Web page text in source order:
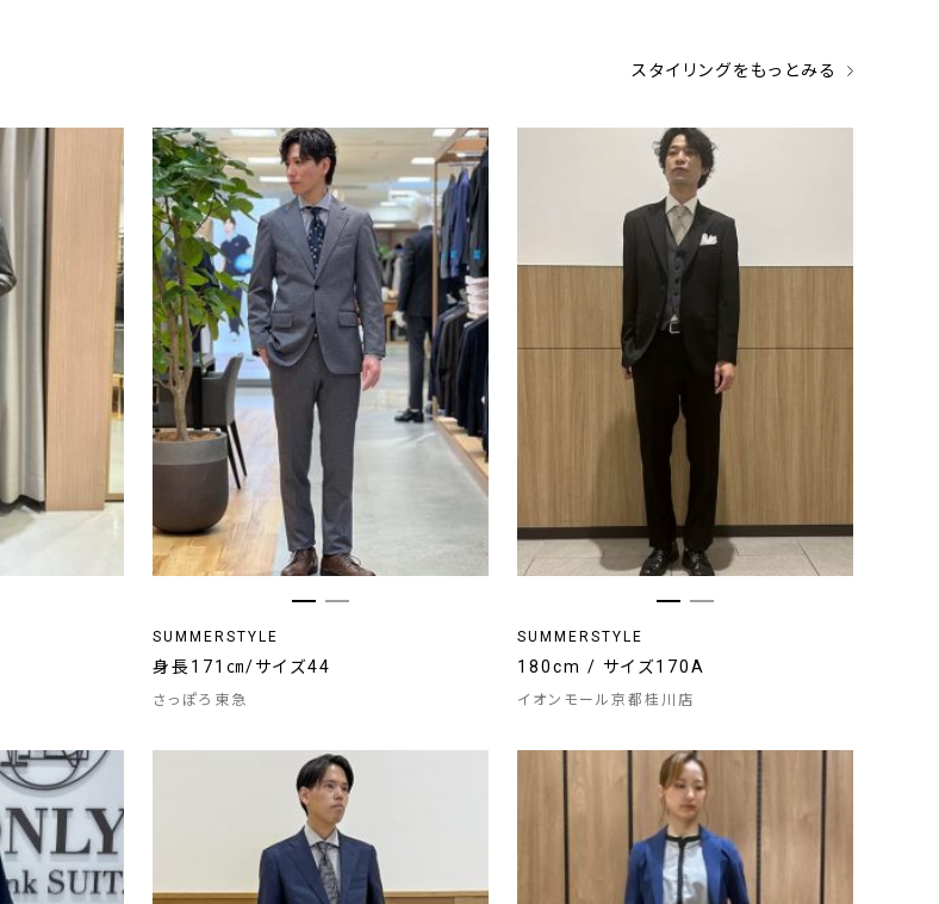
スタイリングをもっとみる
SUMMERSTYLE
身長171㎝/サイズ44
さっぽろ東急
SUMMERSTYLE
180cm / サイズ170A
イオンモール京都桂川店